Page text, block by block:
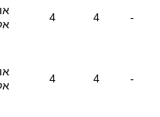
-
4
4
-
4
4